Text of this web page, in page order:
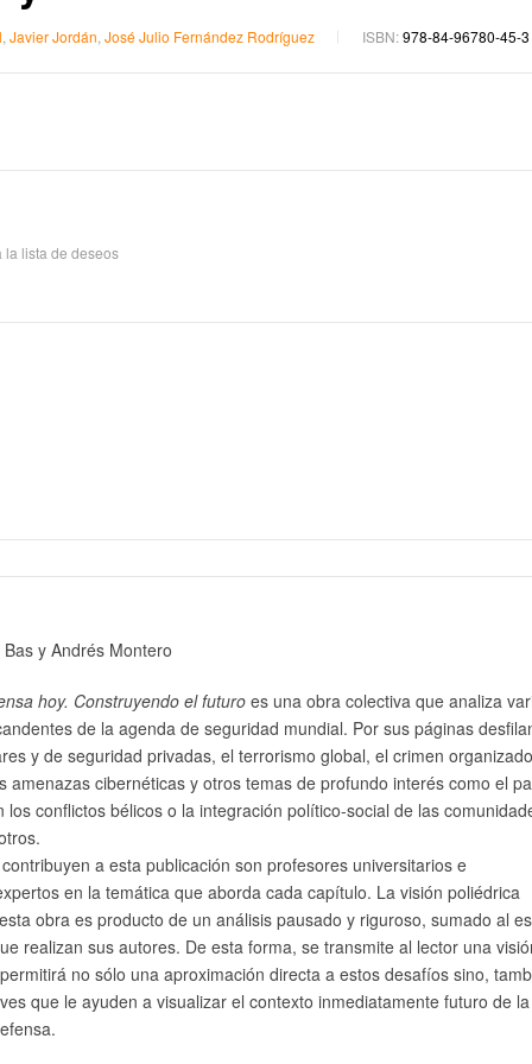
26,00
24,70€ 21,50
20,43€
Javier Jordán José Julio Fernández Rodríguez ISBN:978-84-96780-45-3
la lista de deseos
y Andrés Montero
hoy. Construyendo el futuro es una obra colectiva que analiza
de la agenda de seguridad mundial. Por sus páginas
y de seguridad privadas, el terrorismo global, el crimen organizado
amenazas cibernéticas y otros temas de profundo interés como el
los conflictos bélicos o la integración político-social de las
a esta publicación son profesores universitarios e
en la temática que aborda cada capítulo. La visión poliédrica
obra es producto de un análisis pausado y riguroso, sumado al
realizan sus autores. De esta forma, se transmite al lector una
no sólo una aproximación directa a estos desafíos sino,
que le ayuden a visualizar el contexto inmediatamente futuro de la